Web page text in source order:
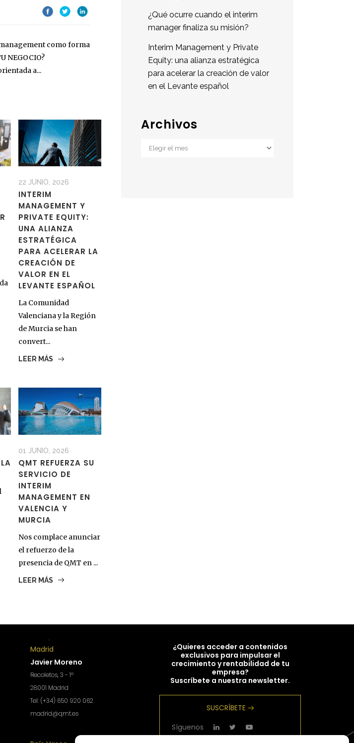
como forma
NEGOCIO?
a...
22 JUNIO, 2026
INTERIM
MANAGEMENT Y
PRIVATE EQUITY:
UNA ALIANZA
ESTRATÉGICA
PARA ACELERAR LA
CREACIÓN DE
VALOR EN EL
LEVANTE ESPAÑOL
La Comunidad
Valenciana y la Región
de Murcia se han
convert...
LEER MÁS
01 JUNIO, 2026
QMT REFUERZA SU
SERVICIO DE
INTERIM
MANAGEMENT EN
VALENCIA Y
MURCIA
Nos complace anunciar
el refuerzo de la
presencia de QMT en ...
LEER MÁS
¿Qué ocurre cuando el interim
manager finaliza su misión?
Interim Management y Private
Equity: una alianza estratégica
para acelerar la creación de valor
en el Levante español
Archivos
Archivos
Madrid
Javier Moreno
Recoletos, 3 - 1º
28001 Madrid
Tel: (+34) 650 920 062
madrid@qmt.es
¿Quieres acceder a contenidos
exclusivos para impulsar el
crecimiento y rentabilidad de tu
empresa?
Suscríbete a nuestra newsletter.
SUSCRÍBETE
Síguenos